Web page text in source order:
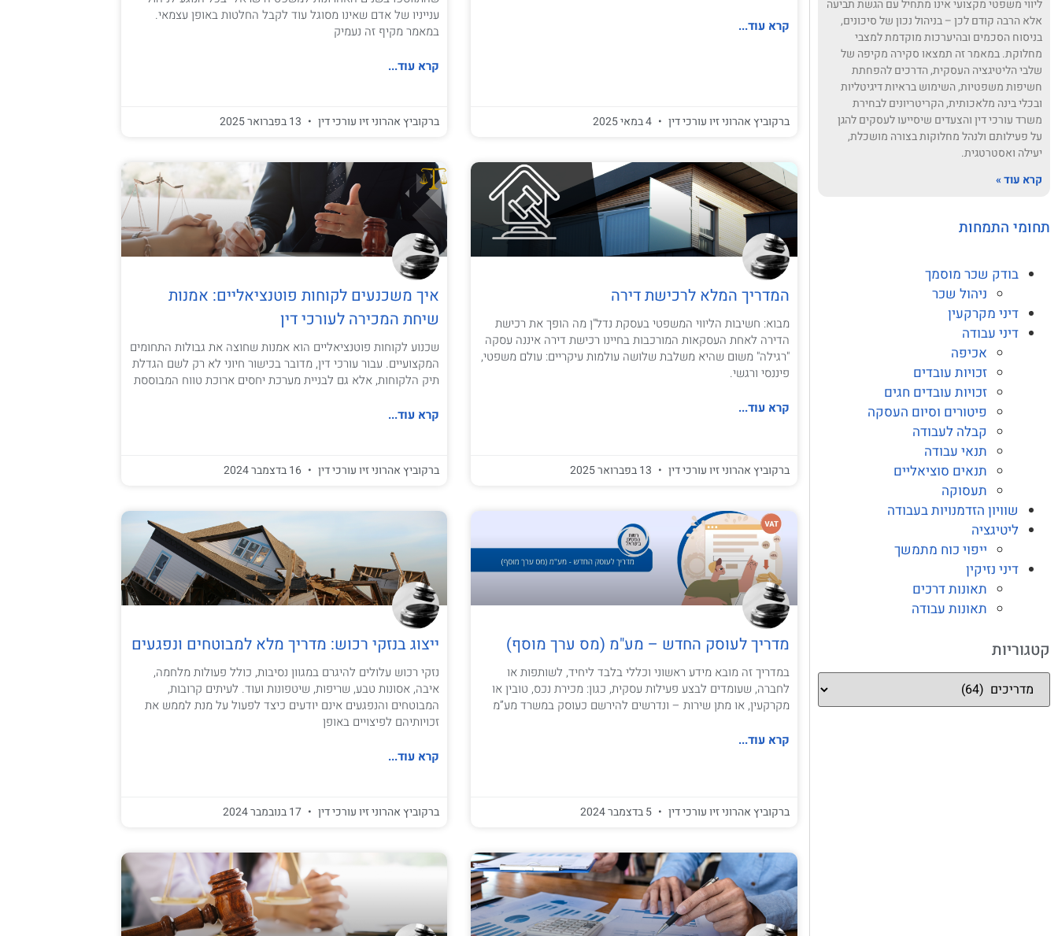
ליווי משפטי מקצועי אינו מתחיל עם הגשת תביעה
אלא הרבה קודם לכן – בניהול נכון של סיכונים,
בניסוח הסכמים ובהיערכות מוקדמת למצבי
מחלוקת. במאמר זה תמצאו סקירה מקיפה של
שלבי הליטיגציה העסקית, הדרכים להפחתת
חשיפות משפטיות, השימוש בראיות דיגיטליות
ובכלי בינה מלאכותית, הקריטריונים לבחירת
משרד עורכי דין והצעדים שיסייעו לעסקים להגן
על פעילותם ולנהל מחלוקות בצורה מושכלת,
יעילה ואסטרטגית.
קרא עוד »
תחומי התמחות
בודק שכר מוסמך
ניהול שכר
דיני מקרקעין
דיני עבודה
אכיפה
זכויות עובדים
זכויות עובדים חגים
פיטורים וסיום העסקה
קבלה לעבודה
תנאי עבודה
תנאים סוציאליים
תעסוקה
שוויון הזדמנויות בעבודה
ליטיגציה
ייפוי כוח מתמשך
דיני נזיקין
תאונות דרכים
תאונות עבודה
קטגוריות
קרא עוד...
ברקוביץ אהרוני זיו עורכי דין 4 במאי 2025
ענייניו של אדם שאינו מסוגל עוד לקבל החלטות באופן עצמאי.
במאמר מקיף זה נעמיק
קרא עוד...
ברקוביץ אהרוני זיו עורכי דין
המדריך המלא לרכישת דירה
מבוא: חשיבות הליווי המשפטי בעסקת נדל"ן מה הופך את רכישת
הדירה לאחת העסקאות המורכבות בחיינו רכישת דירה איננה עסקה
"רגילה" משום שהיא משלבת שלושה עולמות עיקריים: עולם משפטי,
פיננסי ורגשי.
קרא עוד...
ברקוביץ אהרוני זיו עורכי דין
איך משכנעים לקוחות פוטנציאליים: אמנות
שיחת המכירה לעורכי דין
שכנוע לקוחות פוטנציאליים הוא אמנות שחוצה את גבולות התחומים
המקצועיים. עבור עורכי דין, מדובר בכישור חיוני לא רק לשם הגדלת
תיק הלקוחות, אלא גם לבניית מערכת יחסים ארוכת טווח המבוססת
קרא עוד...
ברקוביץ אהרוני זיו עורכי דין
מדריך לעוסק החדש – מע"מ (מס ערך מוסף)
במדריך זה מובא מידע ראשוני וכללי בלבד ליחיד, לשותפות או
לחברה, שעומדים לבצע פעילות עסקית, כגון: מכירת נכס, טובין או
מקרקעין, או מתן שירות – ונדרשים להירשם כעוסק במשרד מע”מ
קרא עוד...
ברקוביץ אהרוני זיו עורכי דין 5 בדצמבר 2024
ייצוג בנזקי רכוש: מדריך מלא למבוטחים ונפגעים
נזקי רכוש עלולים להיגרם במגוון נסיבות, כולל פעולות מלחמה,
איבה, אסונות טבע, שריפות, שיטפונות ועוד. לעיתים קרובות,
המבוטחים והנפגעים אינם יודעים כיצד לפעול על מנת לממש את
זכויותיהם לפיצויים באופן
קרא עוד...
ברקוביץ אהרוני זיו עורכי דין